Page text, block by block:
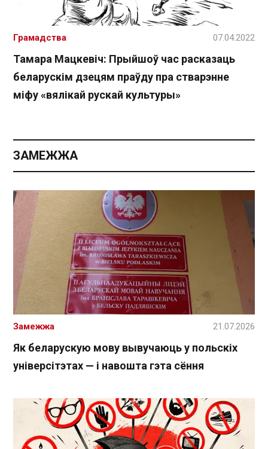
Тамара Мацкевіч: Прыйшоў час расказаць
беларускім дзецям праўду пра стварэнне
міфу «вялікай рускай культуры»
Грамадства 07.04.2022
ЗАМЕЖЖА
Як беларускую мову вывучаюць у польскіх
універсітэтах — і навошта гэта сёння
Замежжа 21.07.2026